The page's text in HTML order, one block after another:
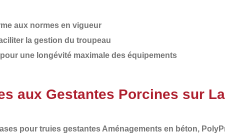
aux normes en vigueur
la gestion du troupeau
pour une longévité maximale des équipements
aux Gestantes Porcines sur
pour truies gestantes Aménagements en béton,